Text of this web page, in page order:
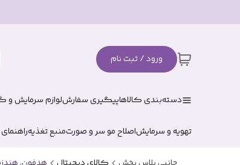
ورود / ثبت نام
دسته‌بندی کالاهاپیگیری سفارشلوازم سرمایش و
تهویه و سرمایشاصلاح مو سر و صورتمنبع تغذیه